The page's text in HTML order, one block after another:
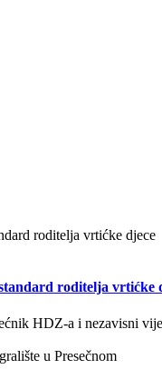
roditelja vrtićke
HDZ-a i nezavisni